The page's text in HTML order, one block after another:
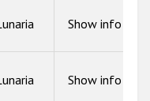
Show info
Show info